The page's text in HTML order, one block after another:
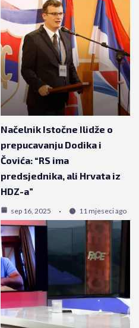
Načelnik Istočne Ilidže o
prepucavanju Dodika i
Čovića: “RS ima
predsjednika, ali Hrvata iz
HDZ-a”
sep 16, 2025 11 mjeseci ago